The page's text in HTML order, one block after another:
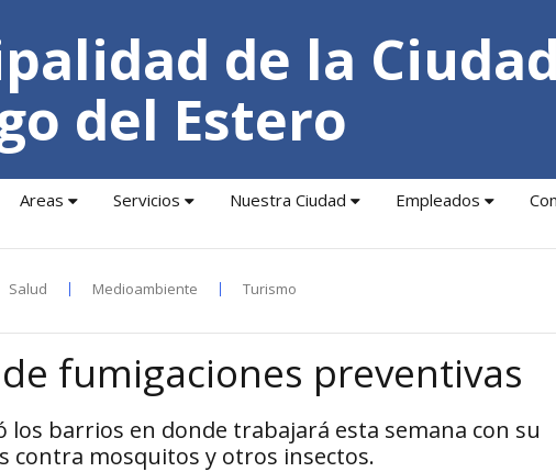
de la Ciudad
del Estero
Areas Servicios Nuestra Ciudad Empleados
Salud Medioambiente Turismo
fumigaciones preventivas
los barrios en donde trabajará esta semana con su
contra mosquitos y otros insectos.